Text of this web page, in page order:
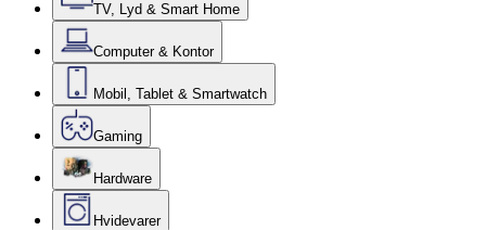
TV, Lyd & Smart Home
Computer & Kontor
Mobil, Tablet & Smartwatch
Gaming
Hardware
Hvidevarer